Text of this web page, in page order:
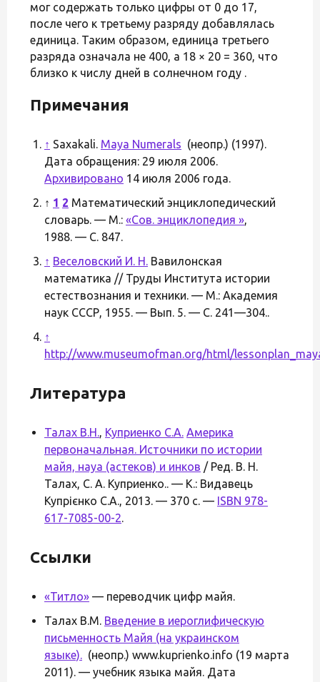
мог содержать только цифры от 0 до 17,
после чего к третьему разряду добавлялась
единица. Таким образом, единица третьего
разряда означала не 400, а 18 × 20 = 360, что
близко к числу дней в солнечном году .
Примечания
↑ Saxakali. Maya Numerals (неопр.) (1997).
Дата обращения: 29 июля 2006.
Архивировано 14 июля 2006 года.
↑ 1 2 Математический энциклопедический
словарь. — М.: «Сов. энциклопедия »,
1988. — С. 847.
↑ Веселовский И. Н. Вавилонская
математика // Труды Института истории
естествознания и техники. — М.: Академия
наук СССР, 1955. — Вып. 5. — С. 241—304..
↑
http://www.museumofman.org/html/
Литература
Талах В.Н., Куприенко С.А. Америка
первоначальная. Источники по истории
майя, науа (астеков) и инков / Ред. В. Н.
Талах, С. А. Куприенко.. — К.: Видавець
Купрієнко С.А., 2013. — 370 с. — ISBN 978-
617-7085-00-2.
Ссылки
«Титло» — переводчик цифр майя.
Талах В.М. Введение в иероглифическую
письменность Майя (на украинском
языке). (неопр.) www.kuprienko.info (19 марта
2011). — учебник языка майя. Дата